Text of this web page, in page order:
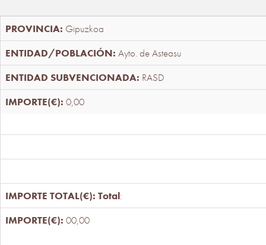
Gipuzkoa
Ayto. de Asteasu
RASD
0,00
Total:
00,00